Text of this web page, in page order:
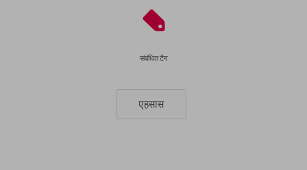
संबंधित टैग
एहसास